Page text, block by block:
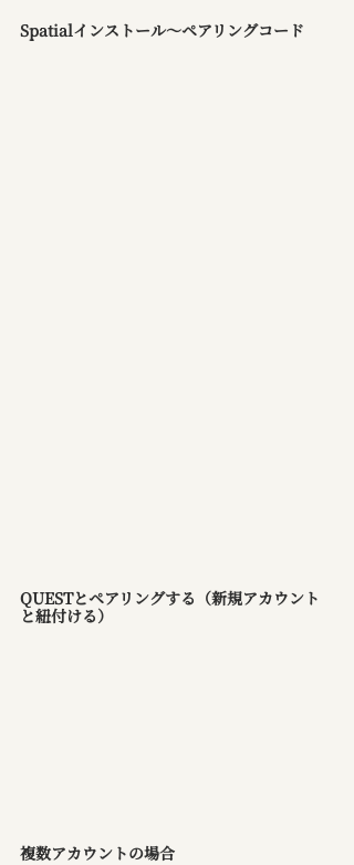
Spatialインストール～ペアリングコード
QUESTとペアリングする（新規アカウント
と紐付ける）
複数アカウントの場合